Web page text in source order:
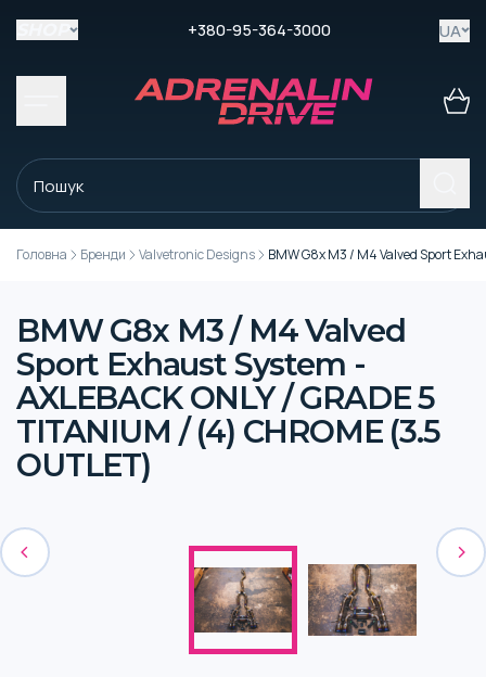
+380-95-364-3000 UA
Головна Бренди Valvetronic Designs BMW G8x M3 / M4 Valved Sport
BMW G8x M3 / M4 Valved
Sport Exhaust System -
AXLEBACK ONLY / GRADE 5
TITANIUM / (4) CHROME (3.5
OUTLET)